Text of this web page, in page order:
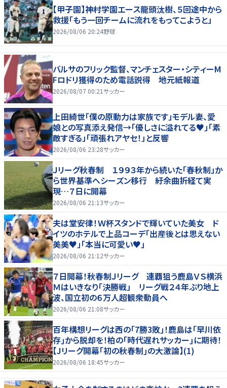
【甲子園】神村学園エース龍頭汰樹、５回途中から
救援「もう一回チームに流れをもってこようと」
2026/08/06 20:24野球
バルサのフリック監督、マンチェスター・シティーM
Fロドリ獲得のため電話説得 地元紙報道
2026/08/07 00:21サッカー
上田綺世「僕の原動力は家族です」モデル妻、愛
娘との写真添え発信→「優しさに溢れてる♥」「素
敵すぎる」「頑張れアヤセ！」と反響
2026/08/06 23:28サッカー
Ｊリーグ秋春制 １９９３年から続いた「春秋制」か
ら世界基準へシーズン移行 紆余曲折経て実
現…７日に開幕
2026/08/06 21:13サッカー
夫は堂安律！Ｗ杯スタンドで輝いていた美女 ド
イツのホテルで上品コーデ「出産後とは思えない
美美♥」「本当に可愛い♥」
2026/08/06 21:12サッカー
７日開幕！秋春制Ｊリーグ 連覇狙う鹿島ＶＳ横浜
Ｍはいきなり「決勝戦」 リーグ戦２４年ぶり地上
波、国立初の６万人超観衆動員へ
2026/08/06 21:08サッカー
百年構想リーグは西の｢7勝3敗｣！鹿島は｢早川依
存｣から脱却を！柏の｢時代遅れサッカー｣に期待！
【Jリーグ開幕｢初の秋春制｣の大激論】(1)
2026/08/06 18:45サッカー